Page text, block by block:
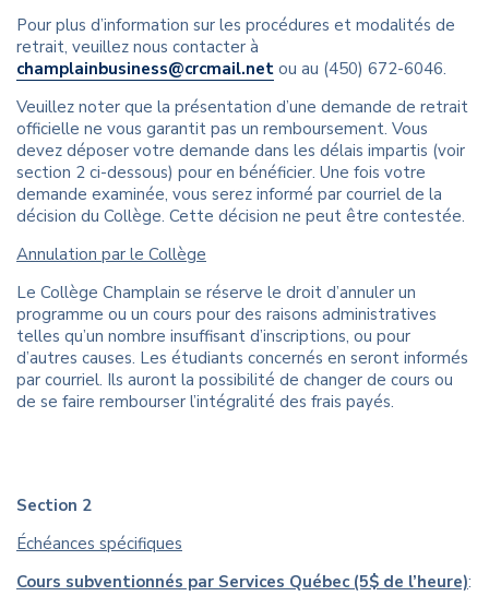
Pour plus d’information sur les procédures et modalités de
retrait, veuillez nous contacter à
champlainbusiness@crcmail.net ou au (450) 672-6046.
Veuillez noter que la présentation d’une demande de retrait
officielle ne vous garantit pas un remboursement. Vous
devez déposer votre demande dans les délais impartis (voir
section 2 ci-dessous) pour en bénéficier. Une fois votre
demande examinée, vous serez informé par courriel de la
décision du Collège. Cette décision ne peut être contestée.
Annulation par le Collège
Le Collège Champlain se réserve le droit d’annuler un
programme ou un cours pour des raisons administratives
telles qu’un nombre insuffisant d’inscriptions, ou pour
d’autres causes. Les étudiants concernés en seront informés
par courriel. Ils auront la possibilité de changer de cours ou
de se faire rembourser l’intégralité des frais payés.
Section 2
Échéances spécifiques
Cours subventionnés par Services Québec (5$ de l’heure):